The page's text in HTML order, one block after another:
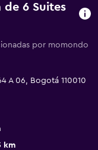
de 6 Suites
por momondo
A 06, Bogotá 110010
km